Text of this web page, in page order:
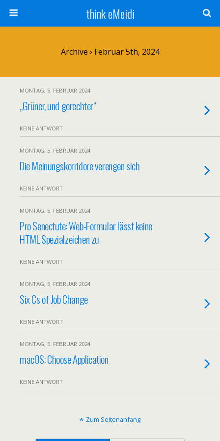
think eMeidi
Archive › Februar 5th, 2024
MONTAG, 5. FEBRUAR 2024
„Grüner, und gerechter“
KEINE ANTWORT
MONTAG, 5. FEBRUAR 2024
Die Meinungskorridore verengen sich
KEINE ANTWORT
MONTAG, 5. FEBRUAR 2024
Pro Senectute: Web-Formular lässt keine
HTML Spezialzeichen zu
KEINE ANTWORT
MONTAG, 5. FEBRUAR 2024
Six Cs of Job Change
KEINE ANTWORT
MONTAG, 5. FEBRUAR 2024
macOS: Choose Application
KEINE ANTWORT
Zum Seitenanfang